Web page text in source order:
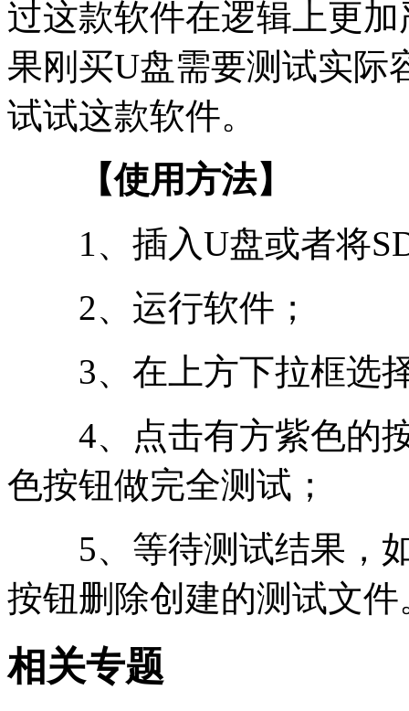
过这款软件在逻辑上更
果刚买U盘需要测试实际
试试这款软件。
【使用方法】
1、插入U盘或者将SD
2、运行软件；
3、在上方下拉框选择
4、点击有方紫色的按
色按钮做完全测试；
5、等待测试结果，如
按钮删除创建的测试文件
相关专题